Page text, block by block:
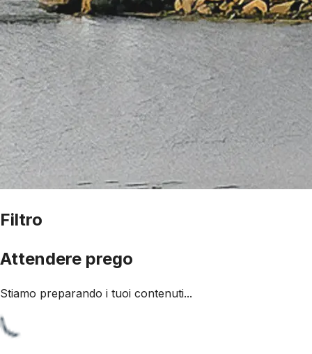
Filtro
Attendere prego
Stiamo preparando i tuoi contenuti...